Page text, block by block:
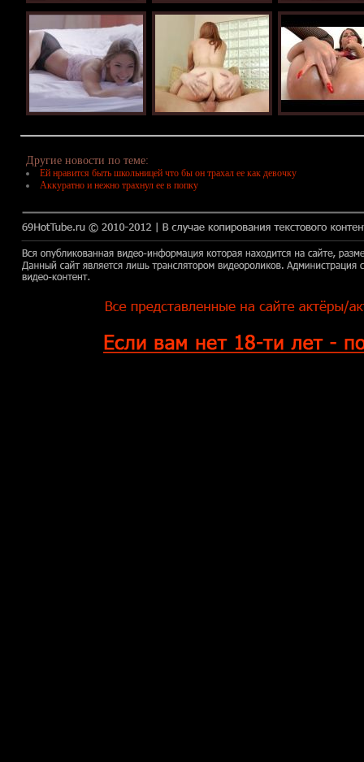
Другие новости по теме:
Ей нравится быть школьницей что бы он трахал ее как девочку
Аккуратно и нежно трахнул ее в попку